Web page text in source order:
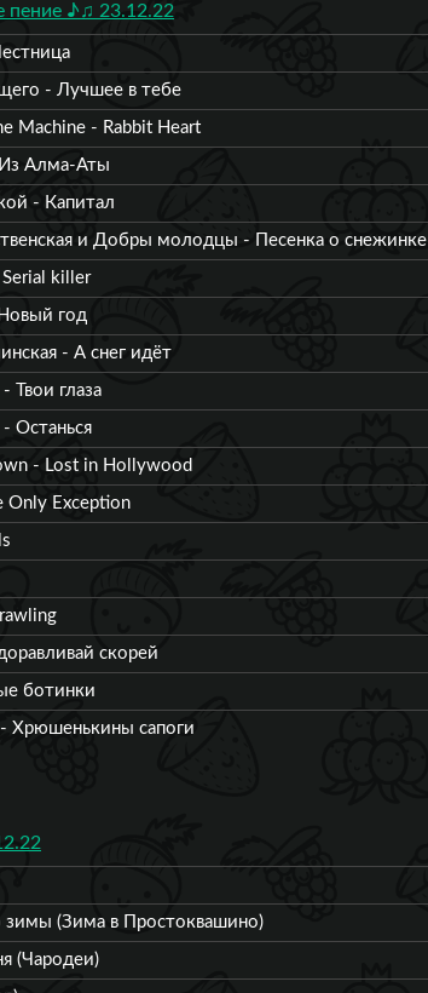
пение ♪♫ 23.12.22
- Лучшее в тебе
Machine - Rabbit Heart
Алма-Аты
- Капитал
и Добры молодцы - Песенка о снежинке
Serial killer
год
- А снег идёт
Твои глаза
Останься
- Lost in Hollywood
Only Exception
скорей
ботинки
Хрюшенькины сапоги
(Зима в Простоквашино)
(Чародеи)